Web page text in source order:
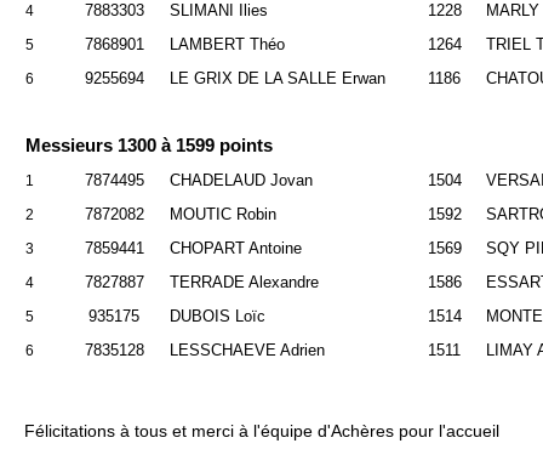
4 7883303 SLIMANI Ilies 1228
5 7868901 LAMBERT Théo 1264 TRIEL
6 9255694 LE GRIX DE LA SALLE Erwan 1186
Messieurs 1300 à 1599 points
1 7874495 CHADELAUD Jovan 1504
2 7872082 MOUTIC Robin 1592
3 7859441 CHOPART Antoine 1569 SQY
4 7827887 TERRADE Alexandre 1586
5 935175 DUBOIS Loïc 1514
6 7835128 LESSCHAEVE Adrien 1511 LIMAY
Félicitations à tous et merci à l'équipe d'Achères pour l'accueil